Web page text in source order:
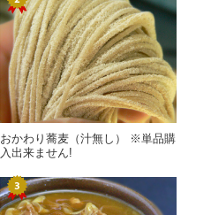
おかわり蕎麦（汁無し） ※単品購
入出来ません!